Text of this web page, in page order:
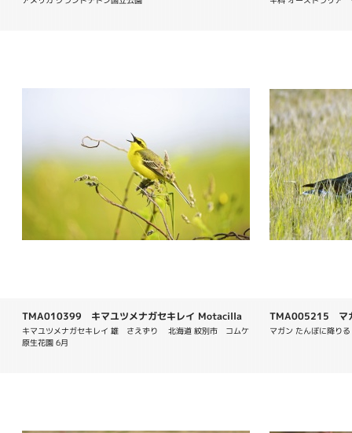
TMA010399 キマユツメナガセキレイ Motacilla
flava taivana
キマユツメナガセキレイ 雄　さえずり　 北海道 紋別市　コムケ
原生花園 6月
TMA005215 マ
マガン たんぼに降り